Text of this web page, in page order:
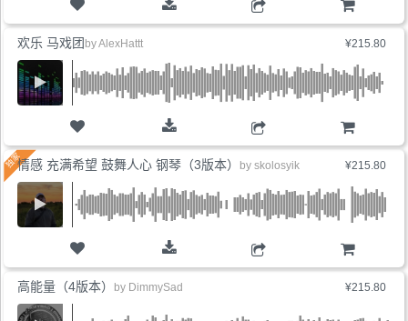
购物车
¥215.80
购物车
欢乐 马戏团 byAlexHattt
¥215.80
购物车
情感 充满希望 鼓舞人心 钢琴（3版本） by skolosyik
¥215.80
高能量（4版本） by DimmySad